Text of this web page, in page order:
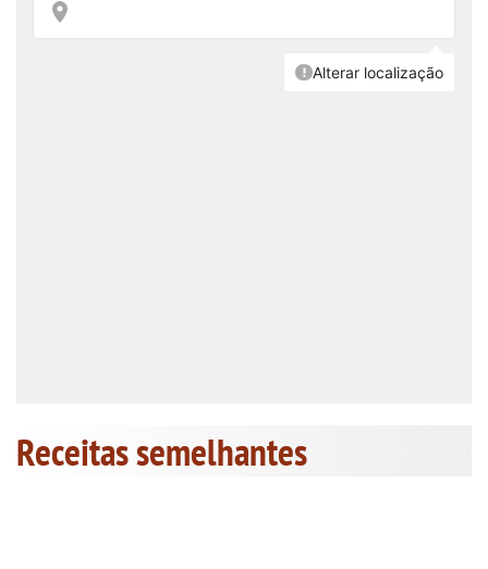
Receitas semelhantes